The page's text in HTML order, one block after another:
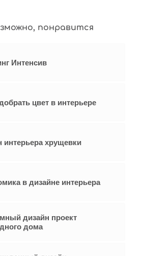
понравится
Интенсив
цвет в интерьере
интерьера хрущевки
в дизайне интерьера
дизайн проект
дома